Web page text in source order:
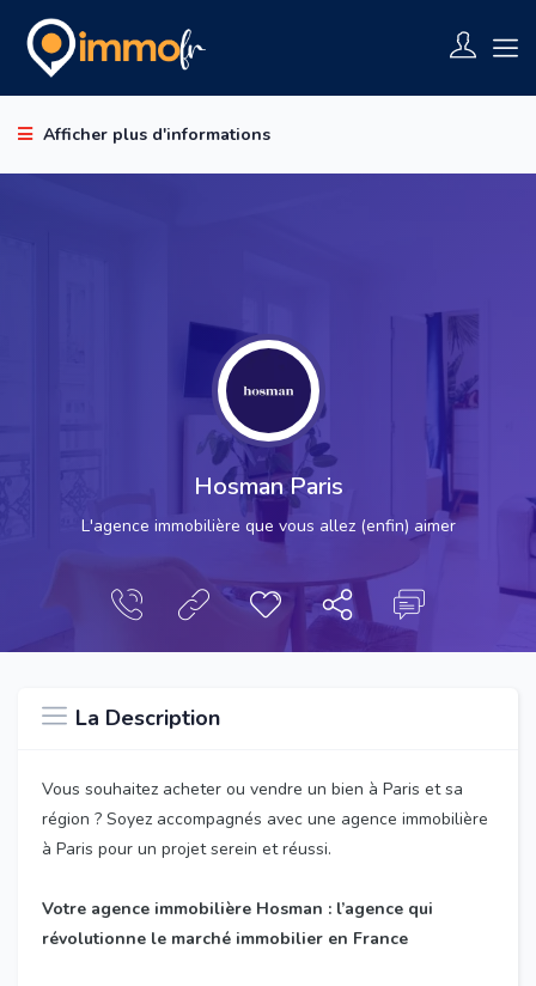
Afficher plus d'informations
Hosman Paris
L'agence immobilière que vous allez (enfin) aimer
La Description
Vous souhaitez acheter ou vendre un bien à Paris et sa
région ? Soyez accompagnés avec une agence immobilière
à Paris pour un projet serein et réussi.
Votre agence immobilière Hosman : l’agence qui
révolutionne le marché immobilier en France